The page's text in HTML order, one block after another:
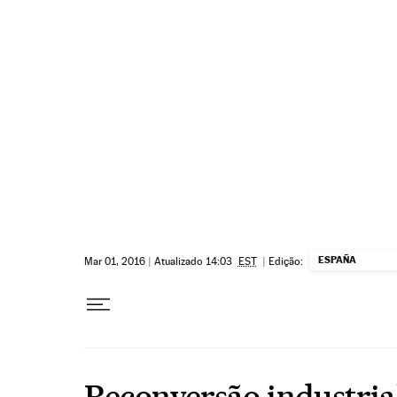
Mar 01, 2016 | Atualizado 14:03 EST | Edição: ESPAÑA